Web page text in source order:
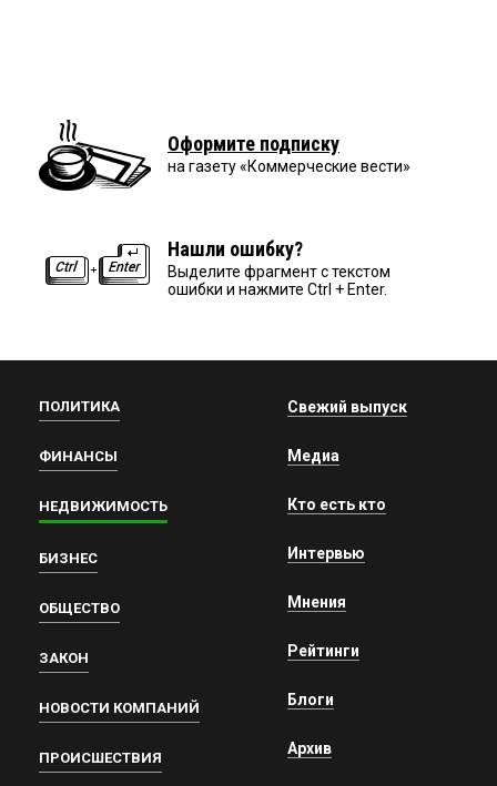
Оформите подписку
на газету «Коммерческие вести»
Нашли ошибку?
Выделите фрагмент с текстом
ошибки и нажмите Ctrl + Enter.
ПОЛИТИКА
ФИНАНСЫ
НЕДВИЖИМОСТЬ
БИЗНЕС
ОБЩЕСТВО
ЗАКОН
НОВОСТИ КОМПАНИЙ
ПРОИСШЕСТВИЯ
Свежий выпуск
Медиа
Кто есть кто
Интервью
Мнения
Рейтинги
Блоги
Архив